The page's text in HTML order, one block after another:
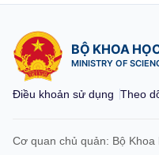
Chịu trách nhiệm nội dung:
Giám đốc Trung tâm Truyền
Liên hệ
Địa chỉ: Ban Biên tập Cổng
©2026 Bản quyền thuộc Bộ
BỘ KHOA
MINISTRY OF
Điều khoản sử dụng Theo
Cơ quan chủ quản: Bộ